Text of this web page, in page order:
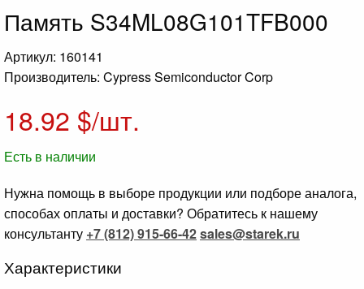
Память S34ML08G101TFB000
Артикул: 160141
Производитель: Cypress Semiconductor Corp
18.92 $/шт.
Есть в наличии
Нужна помощь в выборе продукции или подборе аналога,
способах оплаты и доставки? Обратитесь к нашему
консультанту +7 (812) 915-66-42sales@starek.ru
Характеристики